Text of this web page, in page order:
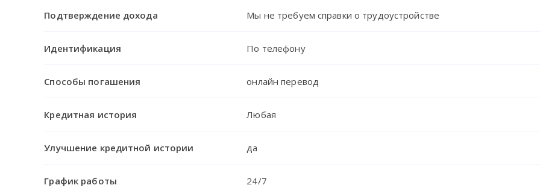
Подтверждение дохода Мы не требуем справки о трудоустройстве
Идентификация По телефону
Способы погашения онлайн перевод
Кредитная история Любая
Улучшение кредитной истории да
График работы 24/7